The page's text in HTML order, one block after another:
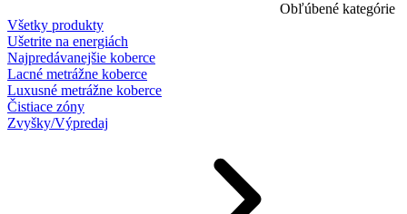
Obľúbené kategórie
Všetky produkty
Ušetrite na energiách
Najpredávanejšie koberce
Lacné metrážne koberce
Luxusné metrážne koberce
Čistiace zóny
Zvyšky/Výpredaj